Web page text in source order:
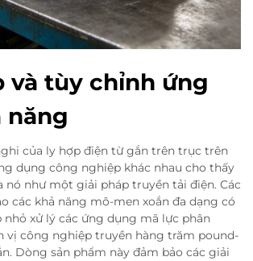
và tùy chỉnh ứng
năng
của ly hợp điện từ gắn trên trục trên
dụng công nghiệp khác nhau cho thấy
nó như một giải pháp truyền tải điện. Các
các khả năng mô-men xoắn đa dạng có
nhỏ xử lý các ứng dụng mã lực phân
vị công nghiệp truyền hàng trăm pound-
Dòng sản phẩm này đảm bảo các giải